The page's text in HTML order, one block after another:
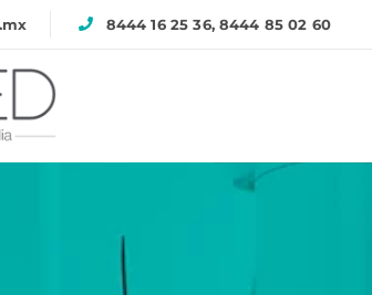
8444 16 25 36, 8444 85 02 60